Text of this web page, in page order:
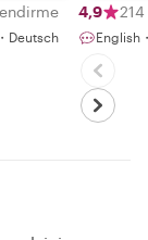
Deutsch
4,9
English